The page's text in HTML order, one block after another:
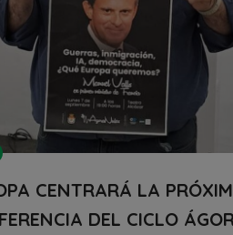
CENTRARÁ LA
DEL CICLO